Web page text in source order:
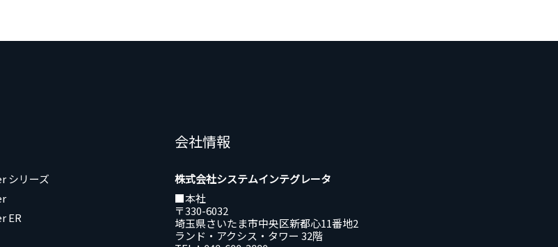
シリーズ
ER
会社情報
株式会社システムインテグレータ
■本社
〒330-6032
埼玉県さいたま市中央区新都心11番地2
ランド・アクシス・タワー 32階